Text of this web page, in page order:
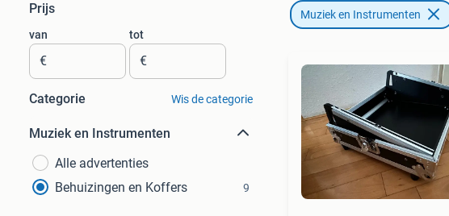
Prijs
van
€
tot
€
Categorie Wis de categorie
Muziek en Instrumenten
Alle advertenties
Behuizingen en Koffers
9
Muziek en Instrumenten